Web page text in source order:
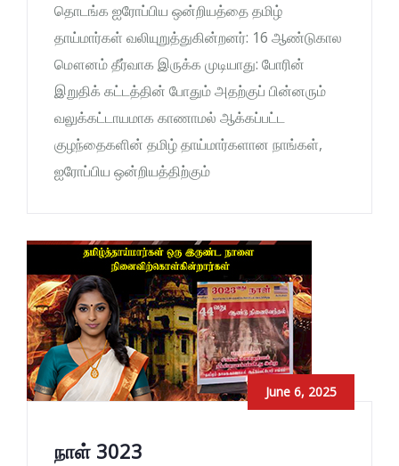
தொடங்க ஐரோப்பிய ஒன்றியத்தை தமிழ்
தாய்மார்கள் வலியுறுத்துகின்றனர்: 16 ஆண்டுகால
மௌனம் தீர்வாக இருக்க முடியாது: போரின்
இறுதிக் கட்டத்தின் போதும் அதற்குப் பின்னரும்
வலுக்கட்டாயமாக காணாமல் ஆக்கப்பட்ட
குழந்தைகளின் தமிழ் தாய்மார்களான நாங்கள்,
ஐரோப்பிய ஒன்றியத்திற்கும்
June 6, 2025
நாள் 3023